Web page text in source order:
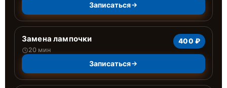
Записаться
Замена лампочки
20 мин
400 ₽
Записаться